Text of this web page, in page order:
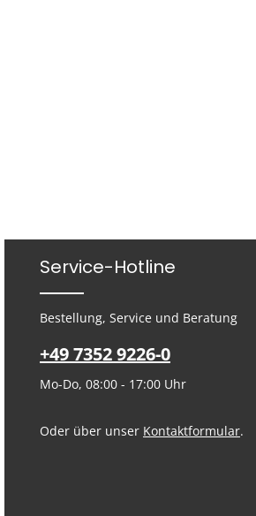
Service-Hotline
Bestellung, Service und Beratung
+49 7352 9226-0
Mo-Do, 08:00 - 17:00 Uhr
Oder über unser Kontaktformular.